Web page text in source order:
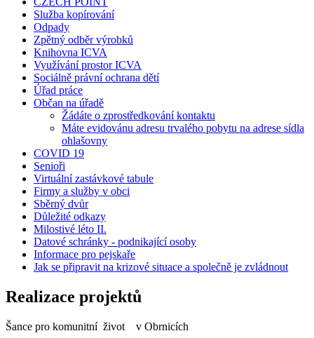
Služba kopírování
Odpady
Zpětný odběr výrobků
Knihovna ICVA
Využívání prostor ICVA
Sociálně právní ochrana dětí
Úřad práce
Občan na úřadě
Žádáte o zprostředkování kontaktu
Máte evidovánu adresu trvalého pobytu na adrese sídla
ohlašovny
COVID 19
Senioři
Virtuální zastávkové tabule
Firmy a služby v obci
Sběrný dvůr
Důležité odkazy
Milostivé léto II.
Datové schránky - podnikající osoby
Informace pro pejskaře
Jak se připravit na krizové situace a společně je zvládnout
Realizace projektů
Šance pro komunitní život v Obrnicích